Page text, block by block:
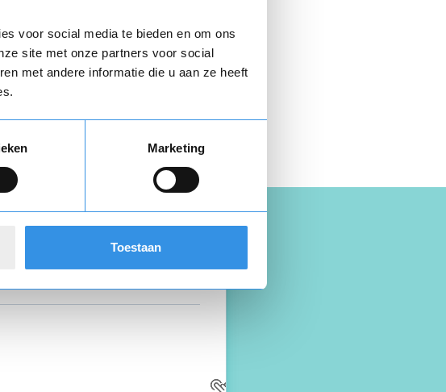
voor social media te bieden en om ons
site met onze partners voor social
met andere informatie die u aan ze heeft
Marketing
Toestaan
opzegbrief